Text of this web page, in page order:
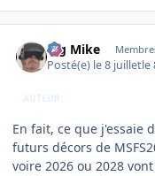
Big Mike
Posté(e) le 8 juilletle
AUTEUR
En fait, ce que j'essaie
futurs décors de
voire 2026 ou 2028